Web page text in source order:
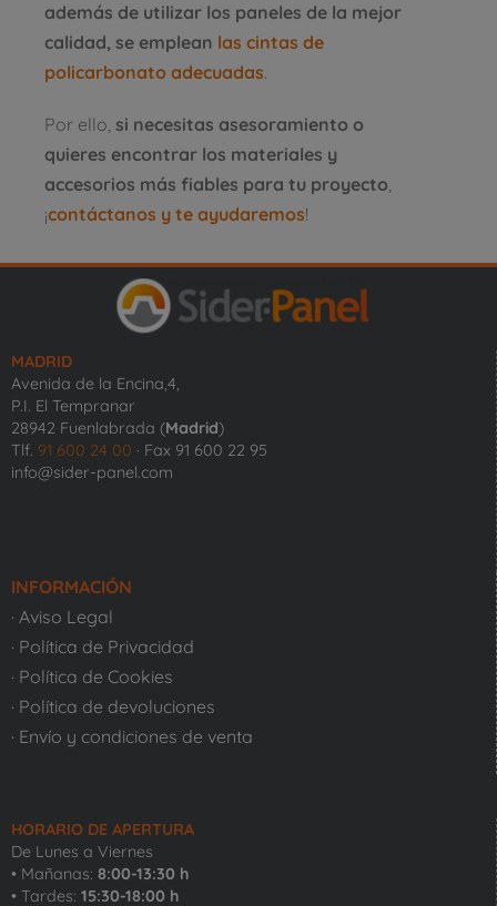
además de utilizar los paneles de la mejor
calidad, se emplean las cintas de
policarbonato adecuadas.
Por ello, si necesitas asesoramiento o
quieres encontrar los materiales y
accesorios más fiables para tu proyecto,
¡contáctanos y te ayudaremos!
MADRID
Avenida de la Encina,4,
P.I. El Tempranar
28942 Fuenlabrada (Madrid)
Tlf. 91 600 24 00 · Fax 91 600 22 95
info@sider-panel.com
INFORMACIÓN
· Aviso Legal
· Política de Privacidad
· Política de Cookies
· Política de devoluciones
· Envío y condiciones de venta
HORARIO DE APERTURA
De Lunes a Viernes
• Mañanas: 8:00-13:30 h
• Tardes: 15:30-18:00 h